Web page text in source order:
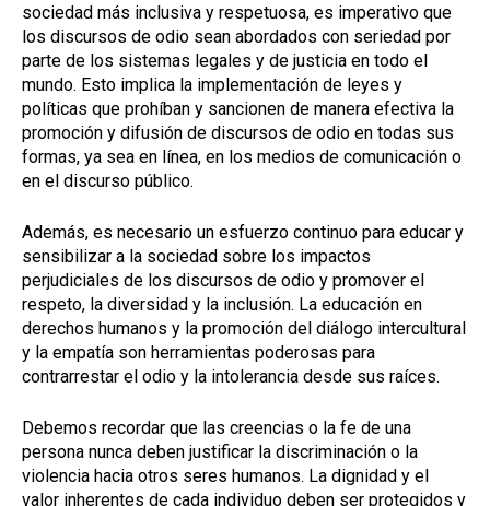
sociedad más inclusiva y respetuosa, es imperativo que
los discursos de odio sean abordados con seriedad por
parte de los sistemas legales y de justicia en todo el
mundo. Esto implica la implementación de leyes y
políticas que prohíban y sancionen de manera efectiva la
promoción y difusión de discursos de odio en todas sus
formas, ya sea en línea, en los medios de comunicación o
en el discurso público.
Además, es necesario un esfuerzo continuo para educar y
sensibilizar a la sociedad sobre los impactos
perjudiciales de los discursos de odio y promover el
respeto, la diversidad y la inclusión. La educación en
derechos humanos y la promoción del diálogo intercultural
y la empatía son herramientas poderosas para
contrarrestar el odio y la intolerancia desde sus raíces.
Debemos recordar que las creencias o la fe de una
persona nunca deben justificar la discriminación o la
violencia hacia otros seres humanos. La dignidad y el
valor inherentes de cada individuo deben ser protegidos y